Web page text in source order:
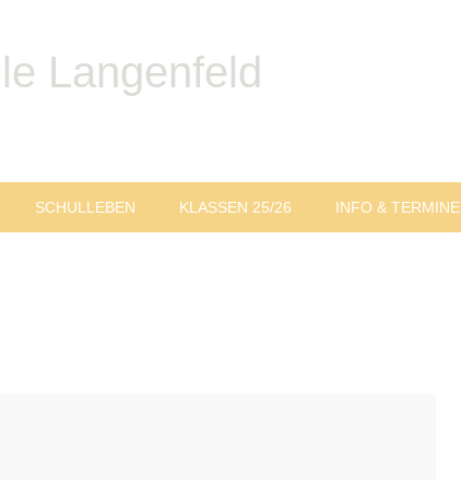
Langenfeld
SCHULLEBEN KLASSEN 25/26 INFO & TERMINE